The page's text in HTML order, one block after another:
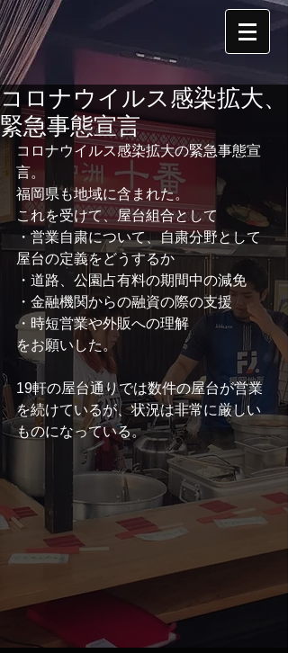
コロナウイルス感染拡大、
緊急事態宣言
コロナウイルス感染拡大の緊急事態宣
言。
福岡県も地域に含まれた。
これを受けて、屋台組合として
・営業自粛について、自粛分野として
屋台の定義をどうするか
・道路、公園占有料の期間中の減免
・金融機関からの融資の際の支援
・時短営業や外販への理解
をお願いした。
19軒の屋台通りでは数件の屋台が営業
を続けているが、状況は非常に厳しい
ものになっている。